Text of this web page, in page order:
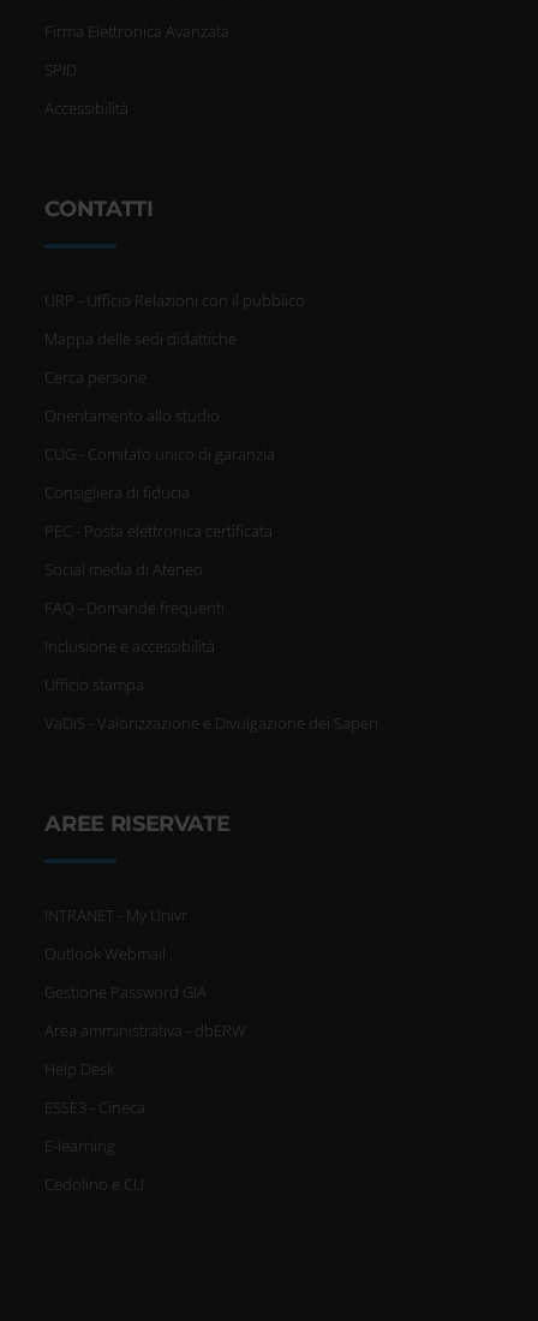
Firma Elettronica Avanzata
SPID
Accessibilità
CONTATTI
URP - Ufficio Relazioni con il pubblico
Mappa delle sedi didattiche
Cerca persone
Orientamento allo studio
CUG - Comitato unico di garanzia
Consigliera di fiducia
PEC - Posta elettronica certificata
Social media di Ateneo
FAQ - Domande frequenti
Inclusione e accessibilità
Ufficio stampa
VaDiS - Valorizzazione e Divulgazione dei Saperi
AREE RISERVATE
INTRANET - My Univr
Outlook Webmail
Gestione Password GIA
Area amministrativa - dbERW
Help Desk
ESSE3 - Cineca
E-learning
Cedolino e CU